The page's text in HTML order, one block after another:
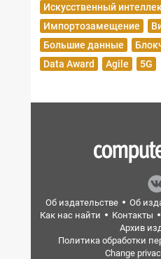
Искусственный
Импортозамещение
Большие данные
Data Award
Agile 5G
Об издательстве Об
Как нас найти
Контакты
Архив
Политика обработки
Change